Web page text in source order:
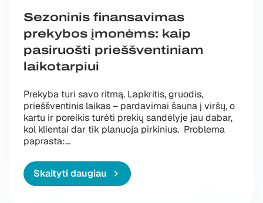
Sezoninis finansavimas
prekybos įmonėms: kaip
pasiruošti prieššventiniam
laikotarpiui
Prekyba turi savo ritmą. Lapkritis, gruodis,
prieššventinis laikas – pardavimai šauna į viršų, o
kartu ir poreikis turėti prekių sandėlyje jau dabar,
kol klientai dar tik planuoja pirkinius. Problema
paprasta:…
Skaityti daugiau